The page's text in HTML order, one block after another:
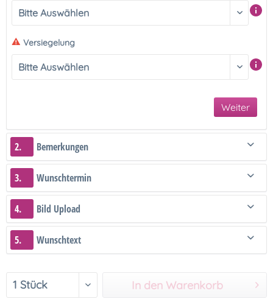
Versiegelung
Weiter
2. Bemerkungen
3. Wunschtermin
4. Bild Upload
5. Wunschtext
In den Warenkorb